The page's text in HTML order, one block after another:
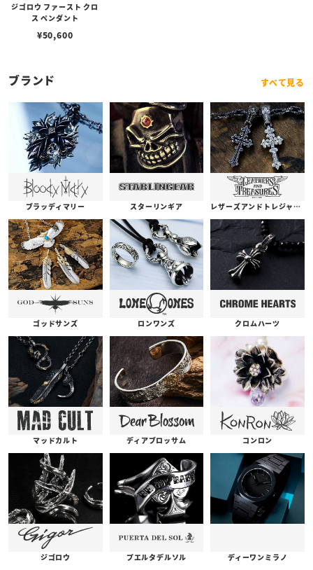
ジゴロウ ファースト クロ
ス ペンダント
¥50,600
ブランド すべて見る
ブラッディマリー スターリンギア レザーズアンドトレジャーズ
ゴッドサンズ ロンワンズ クロムハーツ
マッドカルト ディアブロッサム コンロン
ジゴロウ プエルタデルソル ディーワンミラノ